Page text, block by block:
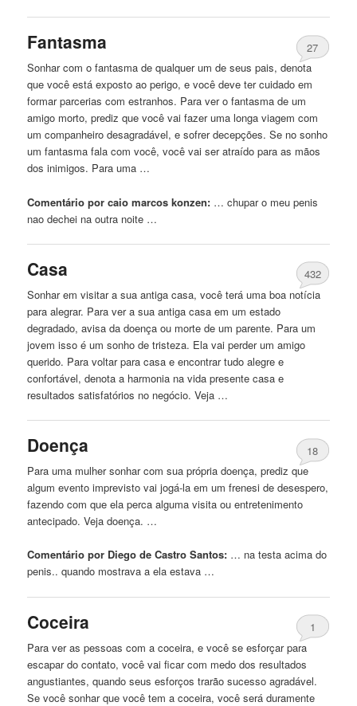
Fantasma
27
Sonhar com o fantasma de qualquer um de seus pais, denota
que você está exposto ao perigo, e você deve ter cuidado em
formar parcerias com estranhos. Para ver o fantasma de um
amigo morto, prediz que você vai fazer uma longa viagem com
um companheiro desagradável, e sofrer decepções. Se no sonho
um fantasma fala com você, você vai ser atraído para as mãos
dos inimigos. Para uma …
Comentário por caio marcos konzen: … chupar o meupenis
nao dechei na outra noite …
Casa
432
Sonhar em visitar a sua antiga casa, você terá uma boa notícia
para alegrar. Para ver a sua antiga casa em um estado
degradado, avisa da doença ou morte de um parente. Para um
jovem isso é um sonho de tristeza. Ela vai perder um amigo
querido. Para voltar para casa e encontrar tudo alegre e
confortável, denota a harmonia na vida presente casa e
resultados satisfatórios no negócio. Veja …
Doença
18
Para uma mulher sonhar com sua própria doença, prediz que
algum evento imprevisto vai jogá-la em um frenesi de desespero,
fazendo com que ela perca alguma visita ou entretenimento
antecipado. Veja doença. …
Comentário por Diego de Castro Santos: … na testa acima do
penis.. quando mostrava a ela estava …
Coceira
1
Para ver as pessoas com a coceira, e você se esforçar para
escapar do contato, você vai ficar com medo dos resultados
angustiantes, quando seus esforços trarão sucesso agradável.
Se você sonhar que você tem a coceira, você será duramente